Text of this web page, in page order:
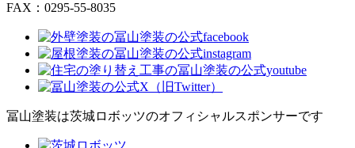
FAX：0295-55-8035
冨山塗装は茨城ロボッツのオフィシャルスポンサーです